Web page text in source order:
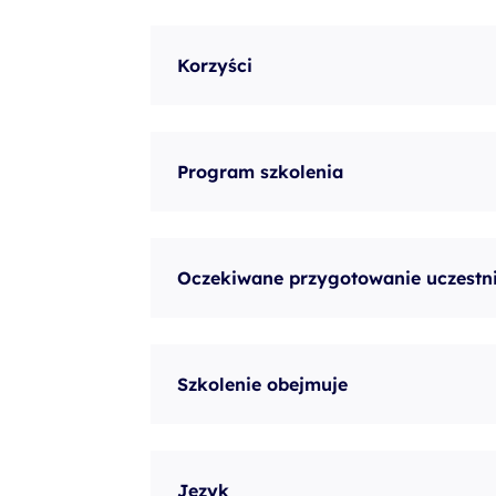
Korzyści
Program szkolenia
Oczekiwane przygotowanie
Szkolenie obejmuje
Język